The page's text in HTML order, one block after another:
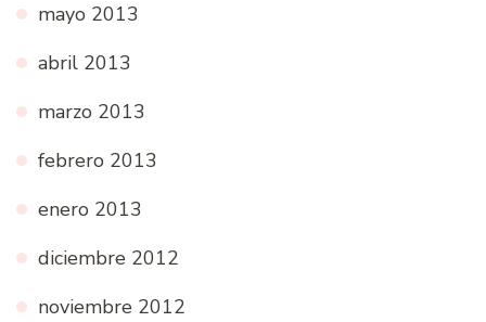
mayo 2013
abril 2013
marzo 2013
febrero 2013
enero 2013
diciembre 2012
noviembre 2012